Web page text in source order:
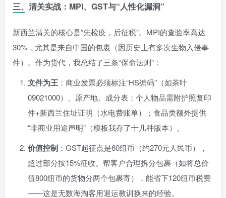
三、清关实战：MPI、GST与“人性化漏洞”
新西兰清关的核心是“先检疫，后征税”。MPI的查验率高达
30%，尤其是来自中国的包裹（因历史上有多次生物入侵事
件）。作为货代，我总结了三条“保命法则”：
文件为王 ：商业发票必须标注“HS编码”（如茶叶
09021000）、原产地、成分表；个人物品需附护照复印
件+新西兰住址证明（水电费账单）；食品类额外提供
“非商业用途声明”（模板我存了十几种版本）。
价值控制 ：GST起征点是60纽币（约270元人民币），
超过部分按15%征收。帮客户合理拆分包裹（如将总价
值800纽币的货物分两个包裹寄），能省下120纽币税费
——这是无数海淘客用退运教训换来的经验。